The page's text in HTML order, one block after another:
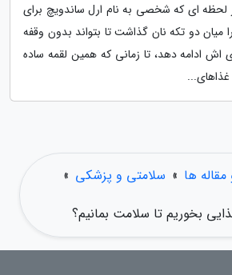
لحظه ای که شخصی به نام ارل ساندویچ برای
میان دو تکه نان گذاشت تا بتواند بدون وقفه
اش ادامه دهد، تا زمانی که همین لقمه ساده
غذاهای...
ها » سلامتی و پزشکی »
بخوریم تا سلامت بمانیم؟